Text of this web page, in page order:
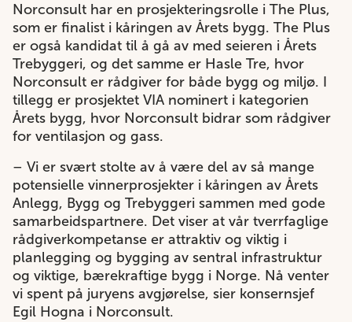
Norconsult har en prosjekteringsrolle i The Plus,
som er finalist i kåringen av Årets bygg. The Plus
er også kandidat til å gå av med seieren i Årets
Trebyggeri, og det samme er Hasle Tre, hvor
Norconsult er rådgiver for både bygg og miljø. I
tillegg er prosjektet VIA nominert i kategorien
Årets bygg, hvor Norconsult bidrar som rådgiver
for ventilasjon og gass.
– Vi er svært stolte av å være del av så mange
potensielle vinnerprosjekter i kåringen av Årets
Anlegg, Bygg og Trebyggeri sammen med gode
samarbeidspartnere. Det viser at vår tverrfaglige
rådgiverkompetanse er attraktiv og viktig i
planlegging og bygging av sentral infrastruktur
og viktige, bærekraftige bygg i Norge. Nå venter
vi spent på juryens avgjørelse, sier konsernsjef
Egil Hogna i Norconsult.